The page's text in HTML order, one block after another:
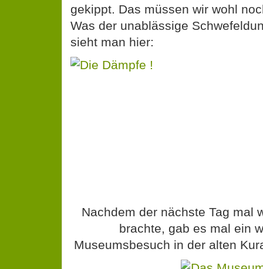
gekippt. Das müssen wir wohl
Was der unablässige
sieht man hier:
Nachdem der nächste Tag mal
brachte, gab es mal ein
Museumsbesuch in der alten